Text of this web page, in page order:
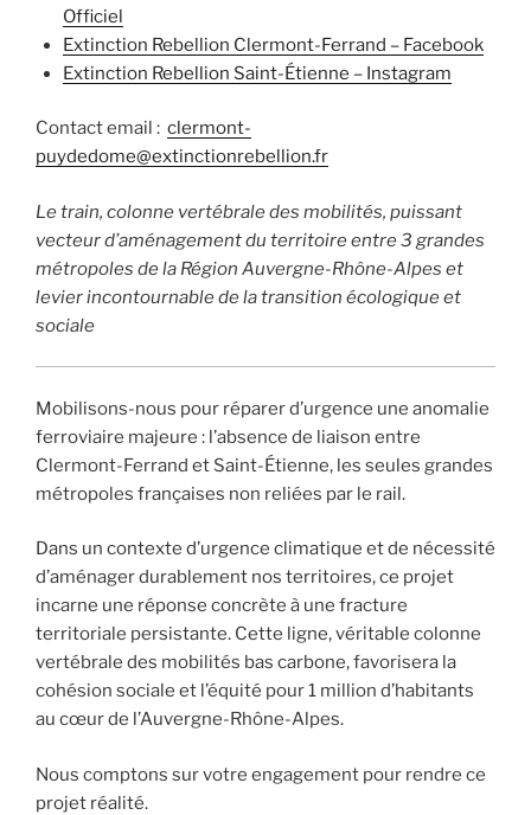
Officiel
Extinction Rebellion Clermont-Ferrand – Facebook
Extinction Rebellion Saint-Étienne – Instagram
Contact email : clermont-
puydedome@extinctionrebellion.fr
Le train, colonne vertébrale des mobilités, puissant
vecteur d’aménagement du territoire entre 3 grandes
métropoles de la Région Auvergne-Rhône-Alpes et
levier incontournable de la transition écologique et
sociale
Mobilisons-nous pour réparer d’urgence une anomalie
ferroviaire majeure : l’absence de liaison entre
Clermont-Ferrand et Saint-Étienne, les seules grandes
métropoles françaises non reliées par le rail.
Dans un contexte d’urgence climatique et de nécessité
d’aménager durablement nos territoires, ce projet
incarne une réponse concrète à une fracture
territoriale persistante. Cette ligne, véritable colonne
vertébrale des mobilités bas carbone, favorisera la
cohésion sociale et l’équité pour 1 million d’habitants
au cœur de l’Auvergne-Rhône-Alpes.
Nous comptons sur votre engagement pour rendre ce
projet réalité.